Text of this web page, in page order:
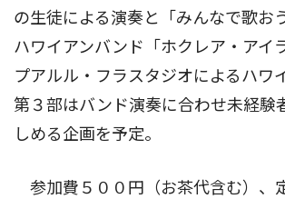
の生徒による演奏と「みんなで歌お
ハワイアンバンド「ホクレア・アイ
プアルル・フラスタジオによるハワ
第３部はバンド演奏に合わせ未経験
しめる企画を予定。
参加費５００円（お茶代含む）、